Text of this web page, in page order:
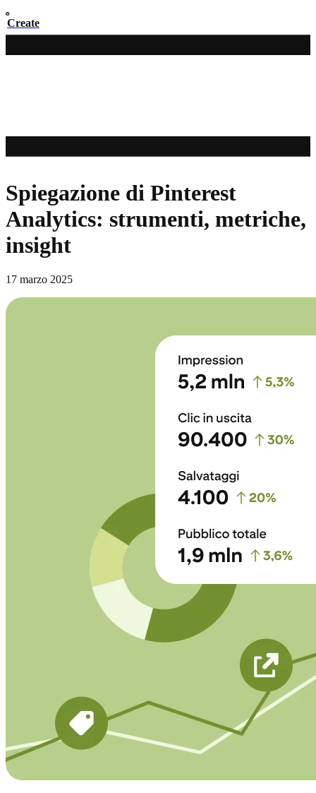
Create
Spiegazione di Pinterest
Analytics: strumenti, metriche,
insight
17 marzo 2025